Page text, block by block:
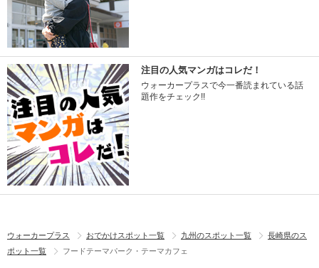
注目の人気マンガはコレだ！
ウォーカープラスで今一番読まれている話
題作をチェック!!
ウォーカープラス おでかけスポット一覧 九州のスポット一覧
長崎県のス
ポット一覧
フードテーマパーク・テーマカフェ